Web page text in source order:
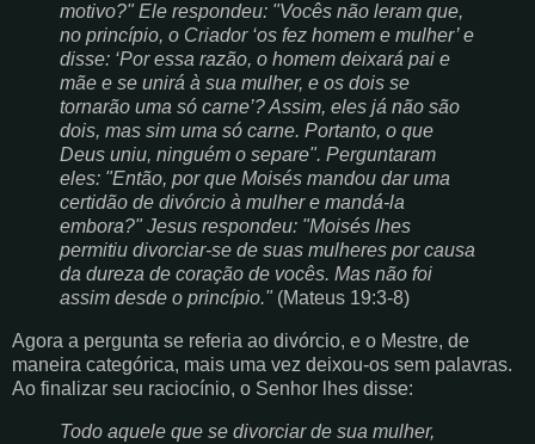
motivo?" Ele respondeu: "Vocês não leram que,
no princípio, o Criador ‘os fez homem e mulher’ e
disse: ‘Por essa razão, o homem deixará pai e
mãe e se unirá à sua mulher, e os dois se
tornarão uma só carne’? Assim, eles já não são
dois, mas sim uma só carne. Portanto, o que
Deus uniu, ninguém o separe". Perguntaram
eles: "Então, por que Moisés mandou dar uma
certidão de divórcio à mulher e mandá-la
embora?" Jesus respondeu: "Moisés lhes
permitiu divorciar-se de suas mulheres por causa
da dureza de coração de vocês. Mas não foi
assim desde o princípio." (Mateus 19:3-8)
Agora a pergunta se referia ao divórcio, e o Mestre, de
maneira categórica, mais uma vez deixou-os sem palavras.
Ao finalizar seu raciocínio, o Senhor lhes disse:
Todo aquele que se divorciar de sua mulher,